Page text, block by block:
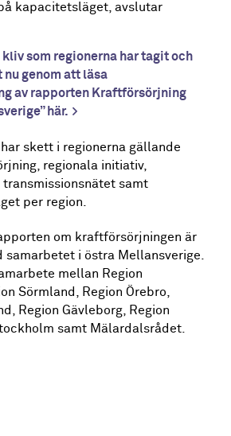
kapacitetsläget, avslutar
kliv som regionerna har tagit och
nu genom att läsa
av rapporten Kraftförsörjning
här.
har skett i regionerna gällande
regionala initiativ,
samt
per region.
om kraftförsörjningen är
samarbetet i östra Mellansverige.
mellan Region
Sörmland, Region Örebro,
Region Gävleborg, Region
samt Mälardalsrådet.